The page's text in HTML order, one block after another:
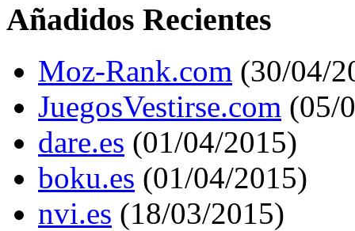
Añadidos Recientes
Moz-Rank.com (30/04/
JuegosVestirse.com (05/
dare.es (01/04/2015)
boku.es (01/04/2015)
nvi.es (18/03/2015)